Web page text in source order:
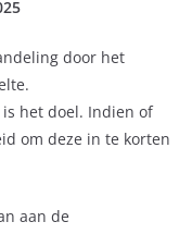
door het
het doel. Indien of
om deze in te korten
aan de